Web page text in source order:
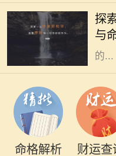
探
与
着
生
响
的...
命格解析 财运查